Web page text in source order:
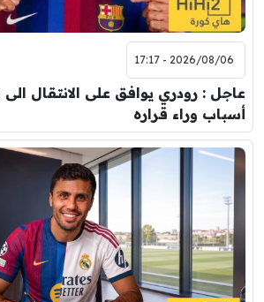
2026/08/06 - 17:17
أسباب وراء قراره